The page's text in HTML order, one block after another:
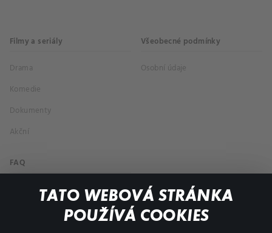
TATO WEBOVÁ STRÁNKA
POUŽÍVÁ COOKIES
Filmy a seriály
Drama
Komedie
Dokumenty
Akční
Všeobecné podmínky
Osobní údaje
FAQ
Můj účet
Důležité odkazy